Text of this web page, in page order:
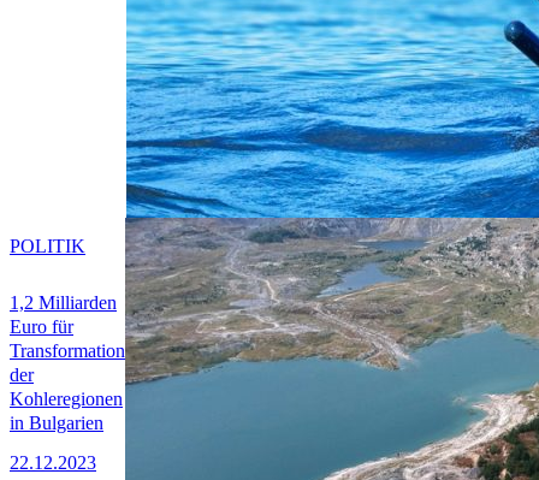
1,2 Milliarden
Euro für
Transformation
der
Kohleregionen
in Bulgarien
22.12.2023
POLITIK